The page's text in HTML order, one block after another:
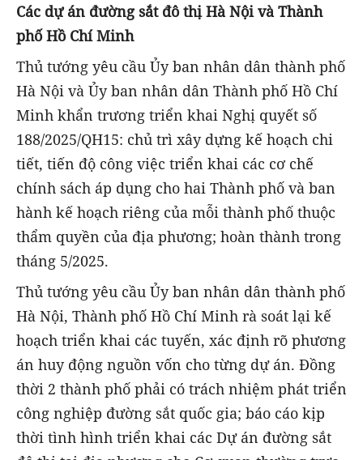
Các dự án đường sắt đô thị Hà Nội và Thành
phố Hồ Chí Minh
Thủ tướng yêu cầu Ủy ban nhân dân thành phố
Hà Nội và Ủy ban nhân dân Thành phố Hồ Chí
Minh khẩn trương triển khai Nghị quyết số
188/2025/QH15: chủ trì xây dựng kế hoạch chi
tiết, tiến độ công việc triển khai các cơ chế
chính sách áp dụng cho hai Thành phố và ban
hành kế hoạch riêng của mỗi thành phố thuộc
thẩm quyền của địa phương; hoàn thành trong
tháng 5/2025.
Thủ tướng yêu cầu Ủy ban nhân dân thành phố
Hà Nội, Thành phố Hồ Chí Minh rà soát lại kế
hoạch triển khai các tuyến, xác định rõ phương
án huy động nguồn vốn cho từng dự án. Đồng
thời 2 thành phố phải có trách nhiệm phát triển
công nghiệp đường sắt quốc gia; báo cáo kịp
thời tình hình triển khai các Dự án đường sắt